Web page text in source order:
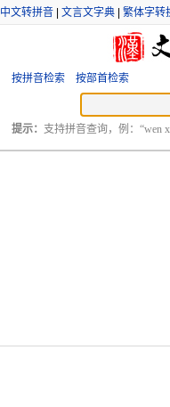
中文转拼音 文言文字典 繁体字转
按拼音检索 按部首检索
提示： 支持拼音查询，例：“wen